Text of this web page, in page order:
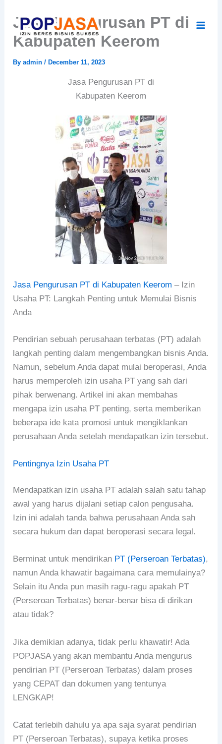
content
Jasa Pengurusan PT di
Kabupaten Keerom
Byadmin/December 11, 2023
Jasa Pengurusan PT di
Kabupaten Keerom
Jasa Pengurusan PT di Kabupaten Keerom – Izin
Usaha PT: Langkah Penting untuk Memulai Bisnis
Anda
Pendirian sebuah perusahaan terbatas (PT) adalah
langkah penting dalam mengembangkan bisnis Anda.
Namun, sebelum Anda dapat mulai beroperasi, Anda
harus memperoleh izin usaha PT yang sah dari
pihak berwenang. Artikel ini akan membahas
mengapa izin usaha PT penting, serta memberikan
beberapa ide kata promosi untuk mengiklankan
perusahaan Anda setelah mendapatkan izin tersebut.
Pentingnya Izin Usaha PT
Mendapatkan izin usaha PT adalah salah satu tahap
awal yang harus dijalani setiap calon pengusaha.
Izin ini adalah tanda bahwa perusahaan Anda sah
secara hukum dan dapat beroperasi secara legal.
Berminat untuk mendirikan PT (Perseroan Terbatas),
namun Anda khawatir bagaimana cara memulainya?
Selain itu Anda pun masih ragu-ragu apakah PT
(Perseroan Terbatas) benar-benar bisa di dirikan
atau tidak?
Jika demikian adanya, tidak perlu khawatir! Ada
POPJASA yang akan membantu Anda mengurus
pendirian PT (Perseroan Terbatas) dalam proses
yang CEPAT dan dokumen yang tentunya
LENGKAP!
Catat terlebih dahulu ya apa saja syarat pendirian
PT (Perseroan Terbatas), supaya ketika proses